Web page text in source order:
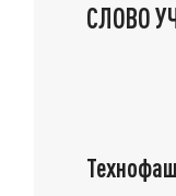
СЛОВО